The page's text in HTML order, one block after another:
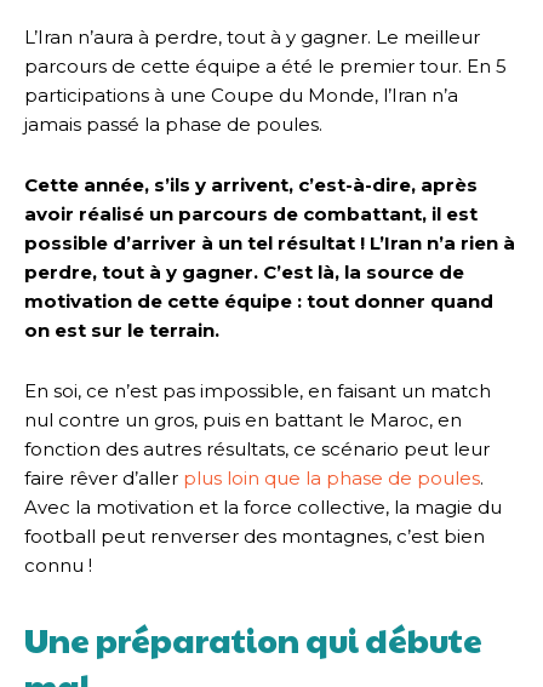
L’Iran n’aura à perdre, tout à y gagner. Le meilleur
parcours de cette équipe a été le premier tour. En 5
participations à une Coupe du Monde, l’Iran n’a
jamais passé la phase de poules.
Cette année, s’ils y arrivent, c’est-à-dire, après
avoir réalisé un parcours de combattant, il est
possible d’arriver à un tel résultat ! L’Iran n’a rien à
perdre, tout à y gagner. C’est là, la source de
motivation de cette équipe : tout donner quand
on est sur le terrain.
En soi, ce n’est pas impossible, en faisant un match
nul contre un gros, puis en battant le Maroc, en
fonction des autres résultats, ce scénario peut leur
faire rêver d’aller plus loin que la phase de poules.
Avec la motivation et la force collective, la magie du
football peut renverser des montagnes, c’est bien
connu !
Une préparation qui débute